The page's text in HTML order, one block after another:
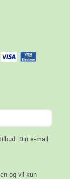
Din e-mail
og vil kun